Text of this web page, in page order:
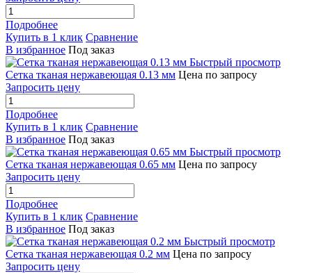
Подробнее
Купить в 1 клик Сравнение
В избранное Под заказ
Быстрый просмотр
Сетка тканая нержавеющая 0.13 мм Цена по запросу
Запросить цену
Подробнее
Купить в 1 клик Сравнение
В избранное Под заказ
Быстрый просмотр
Сетка тканая нержавеющая 0.65 мм Цена по запросу
Запросить цену
Подробнее
Купить в 1 клик Сравнение
В избранное Под заказ
Быстрый просмотр
Сетка тканая нержавеющая 0.2 мм Цена по запросу
Запросить цену